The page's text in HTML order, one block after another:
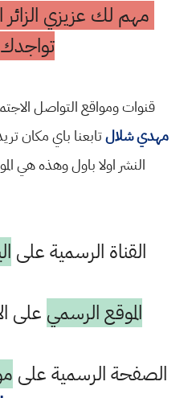
مهم لك عزيزي
قنوات ومواقع التواصل
مهدي شلالتابعنا باي مكان
النشر اولا باول وهذه هي
القناة الرسمية على
الموقع الرسمي على
الصفحة الرسمية على